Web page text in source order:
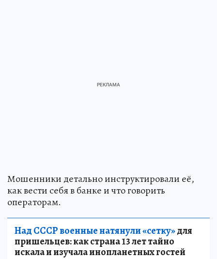
Мошенники детально инструктировали её,
как вести себя в банке и что говорить
операторам.
Над СССР военные натянули «сетку»для
пришельцев: как страна 13 лет тайно
искала и изучала инопланетных гостей